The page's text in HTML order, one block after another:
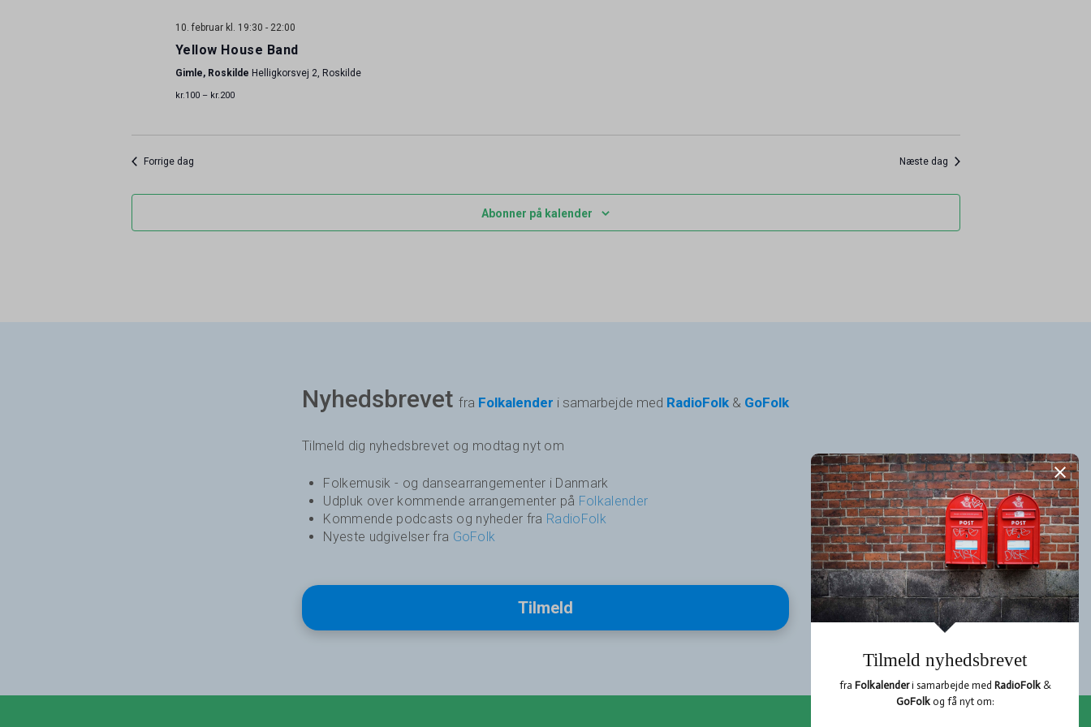
10. februar kl. 19:30 - 22:00
Yellow House Band
Gimle, Roskilde Helligkorsvej 2, Roskilde
kr.100 – kr.200
Forrige dag Næste dag
Abonner på kalender
Nyhedsbrevet fra Folkalender i samarbejde med RadioFolk & GoFolk
Tilmeld dig nyhedsbrevet og modtag nyt om
Folkemusik - og dansearrangementer i Danmark
Udpluk over kommende arrangementer på Folkalender
Kommende podcasts og nyheder fra RadioFolk
Nyeste udgivelser fra GoFolk
Tilmeld